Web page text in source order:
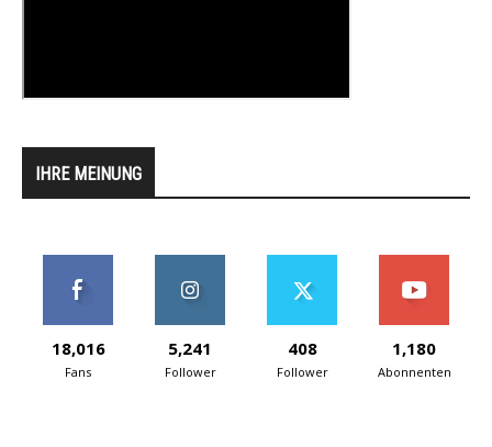
IHRE MEINUNG
18,016
Fans
5,241
Follower
408
Follower
1,180
Abonnenten